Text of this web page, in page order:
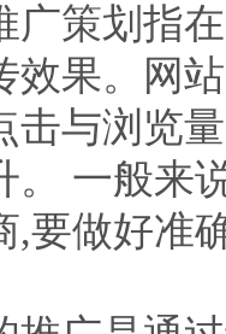
划指在
效果。网
击与浏览
。 一般来
,要做好准